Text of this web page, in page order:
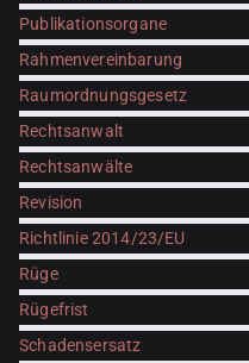
Publikationsorgane
Rahmenvereinbarung
Raumordnungsgesetz
Rechtsanwalt
Rechtsanwälte
Revision
Richtlinie 2014/23/EU
Rüge
Rügefrist
Schadensersatz